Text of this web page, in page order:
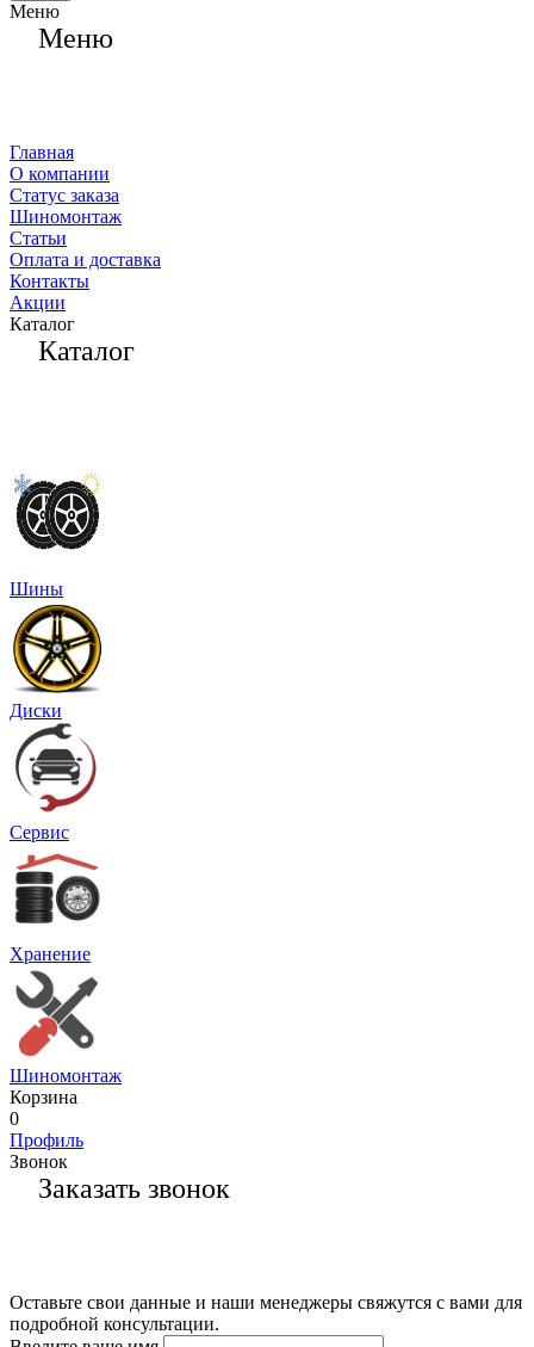
Меню
Меню
Главная
О компании
Статус заказа
Шиномонтаж
Статьи
Оплата и доставка
Контакты
Акции
Каталог
Каталог
Шины
Диски
Сервис
Хранение
Шиномонтаж
Корзина
0
Профиль
Звонок
Заказать звонок
Оставьте свои данные и наши менеджеры свяжутся с вами для
подробной консультации.